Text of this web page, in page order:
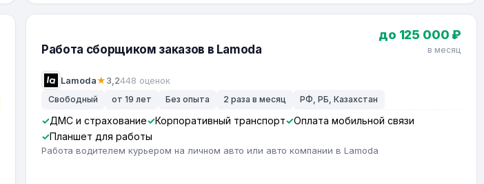
Работа сборщиком заказов в Lamoda
Lamoda★3,2448 оценок
до 125 000 ₽
в месяц
Свободный от 19 лет Без опыта 2 раза в месяц РФ, РБ, Казахстан
ДМС и страхование Корпоративный транспорт
Оплата мобильной связи
Планшет для работы
Работа водителем курьером на личном авто или авто компании в Lamoda